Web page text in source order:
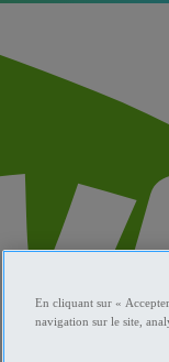
En cliquant sur «
navigation sur le site,